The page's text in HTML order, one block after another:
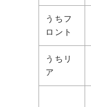
うちフ
ロント
うちリ
ア